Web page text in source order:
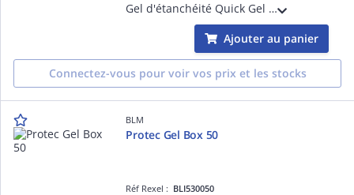
Gel d'étanchéité Quick Gel IP68 500ml. 1seul flacon avec polymérisateur pré-intégré : le mélange s'effectue directement dans le flacon. Possibilité d'intervenir sur les connexions et de ré-utiliser le même gel pour restaurer l'étanchéité
Ajouter au panier
Connectez-vous pour voir vos prix et les stocks
BLM
Protec Gel Box 50
Réf Rexel : BLI530050